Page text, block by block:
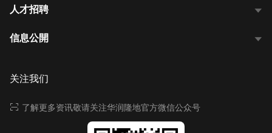
人才招聘
信息公開
关注我们
了解更多资讯敬请关注华润隆地官方微信公众号